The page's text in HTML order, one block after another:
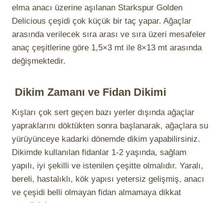
elma anacı üzerine aşılanan Starkspur Golden
Delicious çeşidi çok küçük bir taç yapar. Ağaçlar
arasında verilecek sıra arası ve sıra üzeri mesafeler
anaç çeşitlerine göre 1,5×3 mt ile 8×13 mt arasında
değişmektedir.
Dikim Zamanı ve Fidan Dikimi
Kışları çok sert geçen bazı yerler dışında ağaçlar
yapraklarını döktükten sonra başlanarak, ağaçlara su
yürüyünceye kadarki dönemde dikim yapabilirsiniz.
Dikimde kullanılan fidanlar 1-2 yaşında, sağlam
yapılı, iyi şekilli ve istenilen çeşitte olmalıdır. Yaralı,
bereli, hastalıklı, kök yapısı yetersiz gelişmiş, anacı
ve çeşidi belli olmayan fidan almamaya dikkat